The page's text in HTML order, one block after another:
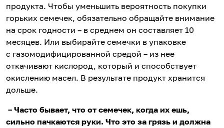
продукта. Чтобы уменьшить вероятность покупки
горьких семечек, обязательно обращайте внимание
на срок годности – в среднем он составляет 10
месяцев. Или выбирайте семечки в упаковке
с газомодифицированной средой – из нее
откачивают кислород, который и способствует
окислению масел. В результате продукт хранится
дольше.
– Часто бывает, что от семечек, когда их ешь,
сильно пачкаются руки. Что это за грязь и должна